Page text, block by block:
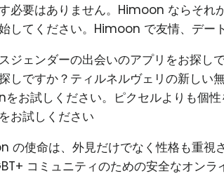
必要はありません。Himoon ならそれ
してください。Himoon で友情、デー
ジェンダーの出会いのアプリをお探
しですか？ティルネルヴェリの新しい
をお試しください。ピクセルよりも個
お試しください
の使命は、外見だけでなく性格も重視
コミュニティのための安全なオンラ